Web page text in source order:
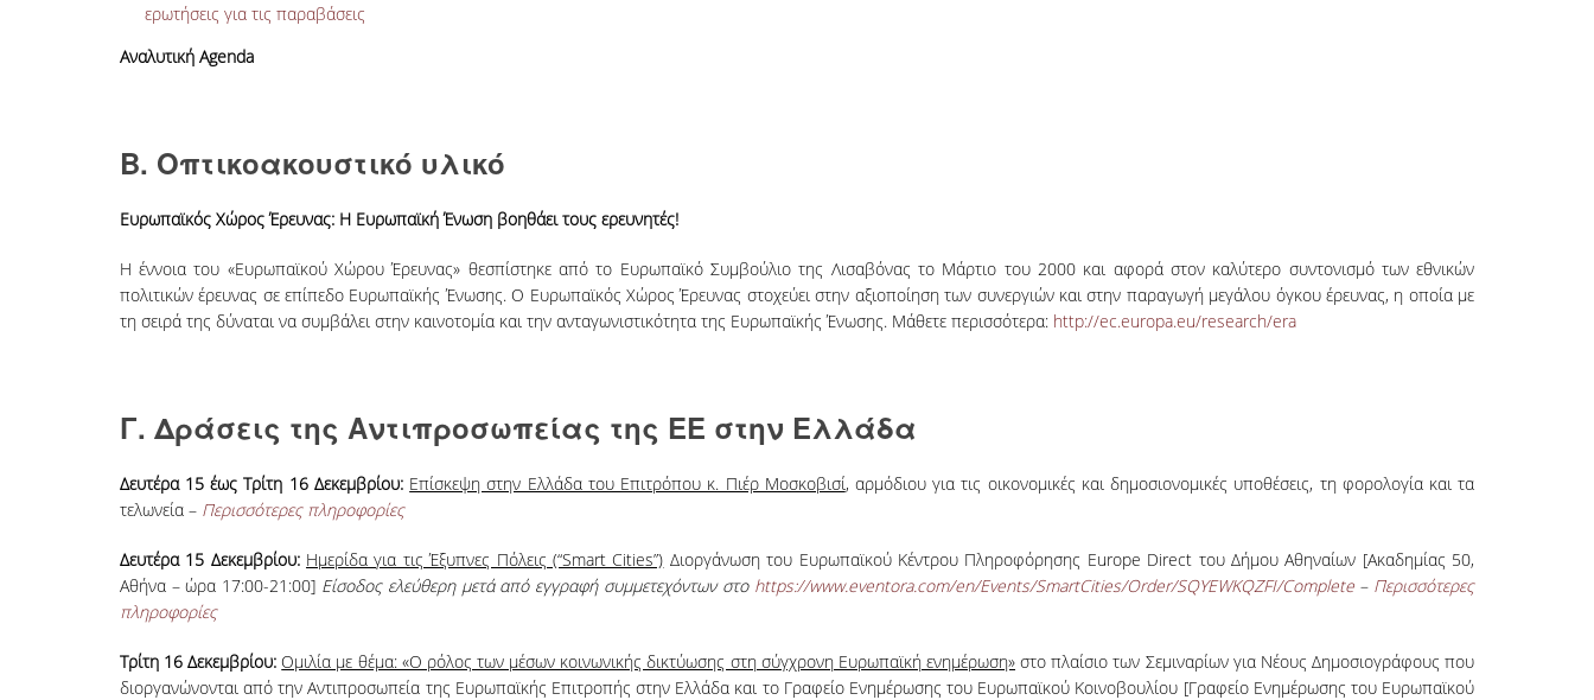
ερωτήσεις για τις παραβάσεις
Αναλυτική Agenda
Β. Οπτικοακουστικό υλικό
Ευρωπαϊκός Χώρος Έρευνας: Η Ευρωπαϊκή Ένωση βοηθάει τους ερευνητές!
Η έννοια του «Ευρωπαϊκού Χώρου Έρευνας» θεσπίστηκε από το Ευρωπαϊκό Συμβούλιο της Λισαβόνας το Μάρτιο του 2000 και αφορά στον καλύτερο συντονισμό των εθνικών
πολιτικών έρευνας σε επίπεδο Ευρωπαϊκής Ένωσης. Ο Ευρωπαϊκός Χώρος Έρευνας στοχεύει στην αξιοποίηση των συνεργιών και στην παραγωγή μεγάλου όγκου έρευνας, η οποία με
τη σειρά της δύναται να συμβάλει στην καινοτομία και την ανταγωνιστικότητα της Ευρωπαϊκής Ένωσης. Μάθετε περισσότερα: http://ec.europa.eu/research/era
Γ. Δράσεις της Αντιπροσωπείας της ΕΕ στην Ελλάδα
Δευτέρα 15 έως Τρίτη 16 Δεκεμβρίου: Επίσκεψη στην Ελλάδα του Επιτρόπου κ. Πιέρ Μοσκοβισί, αρμόδιου για τις οικονομικές και δημοσιονομικές υποθέσεις, τη φορολογία και τα
τελωνεία – Περισσότερες πληροφορίες
Δευτέρα 15 Δεκεμβρίου: Ημερίδα για τις Έξυπνες Πόλεις (“Smart Cities”) Διοργάνωση του Ευρωπαϊκού Κέντρου Πληροφόρησης Εurope Direct του Δήμου Αθηναίων [Ακαδημίας 50,
Αθήνα – ώρα 17:00-21:00] Είσοδος ελεύθερη μετά από εγγραφή συμμετεχόντων στο https://www.eventora.com/en/Events/SmartCities/Order/SQYEWKQZFI/Complete– Περισσότερες
πληροφορίες
Τρίτη 16 Δεκεμβρίου: Ομιλία με θέμα: «Ο ρόλος των μέσων κοινωνικής δικτύωσης στη σύγχρονη Ευρωπαϊκή ενημέρωση» στο πλαίσιο των Σεμιναρίων για Νέους Δημοσιογράφους που
διοργανώνονται από την Αντιπροσωπεία της Ευρωπαϊκής Επιτροπής στην Ελλάδα και το Γραφείο Ενημέρωσης του Ευρωπαϊκού Κοινοβουλίου [Γραφείο Ενημέρωσης του Ευρωπαϊκού